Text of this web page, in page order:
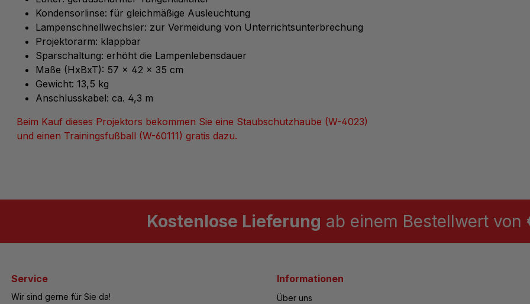
Kondensorlinse: für gleichmäßige Ausleuchtung
Lampenschnellwechsler: zur Vermeidung von Unterrichtsunterbrechung
Projektorarm: klappbar
Sparschaltung: erhöht die Lampenlebensdauer
Maße (HxBxT): 57 x 42 x 35 cm
Gewicht: 13,5 kg
Anschlusskabel: ca. 4,3 m
Beim Kauf dieses Projektors bekommen Sie eine Staubschutzhaube (W-4023)
und einen Trainingsfußball (W-60111) gratis dazu.
Kostenlose Lieferung ab einem Bestellwert von
Service
Wir sind gerne für Sie da!
Informationen
Über uns